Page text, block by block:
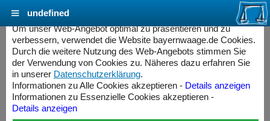
Angebot
Wir erstellen Ihnen gerne ein unverbindliches Angebot zu Ihren
benötigten Produkten.
Cookie Einstellungen - bayernwaage.de
Um unser Web-Angebot optimal zu präsentieren und zu
verbessern, verwendet die Website bayernwaage.de Cookies.
Durch die weitere Nutzung des Web-Angebots stimmen Sie
der Verwendung von Cookies zu. Näheres dazu erfahren Sie
in unserer Datenschutzerklärung.
Informationen zu Alle Cookies akzeptieren - Details anzeigen
Informationen zu Essenzielle Cookies akzeptieren -
Details anzeigen
undefined